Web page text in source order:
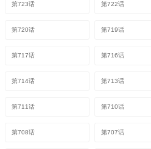
第723话 第722话
第720话 第719话
第717话 第716话
第714话 第713话
第711话 第710话
第708话 第707话